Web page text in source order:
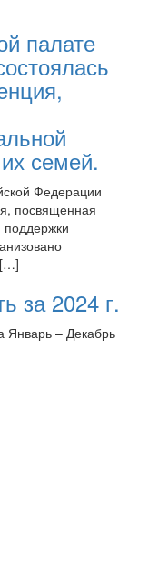
палате
семей.
Федерации
посвященная
поддержки
за 2024 г.
Январь – Декабрь